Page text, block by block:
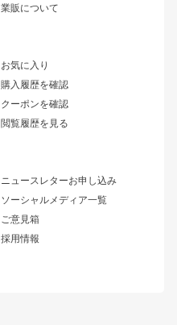
業販について
お気に入り
購入履歴を確認
クーポンを確認
閲覧履歴を見る
ニュースレターお申し込み
ソーシャルメディア一覧
ご意見箱
採用情報
アルテッツァ
ワンビア
ローレル
セフィーロ
キャラバン
ストリームライン
まつど家 鉄漢